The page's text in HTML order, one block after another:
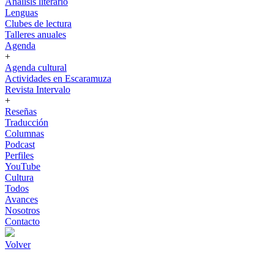
Lenguas
Clubes de lectura
Talleres anuales
Agenda
+
Agenda cultural
Actividades en Escaramuza
Revista Intervalo
+
Reseñas
Traducción
Columnas
Podcast
Perfiles
YouTube
Cultura
Todos
Avances
Nosotros
Contacto
Volver